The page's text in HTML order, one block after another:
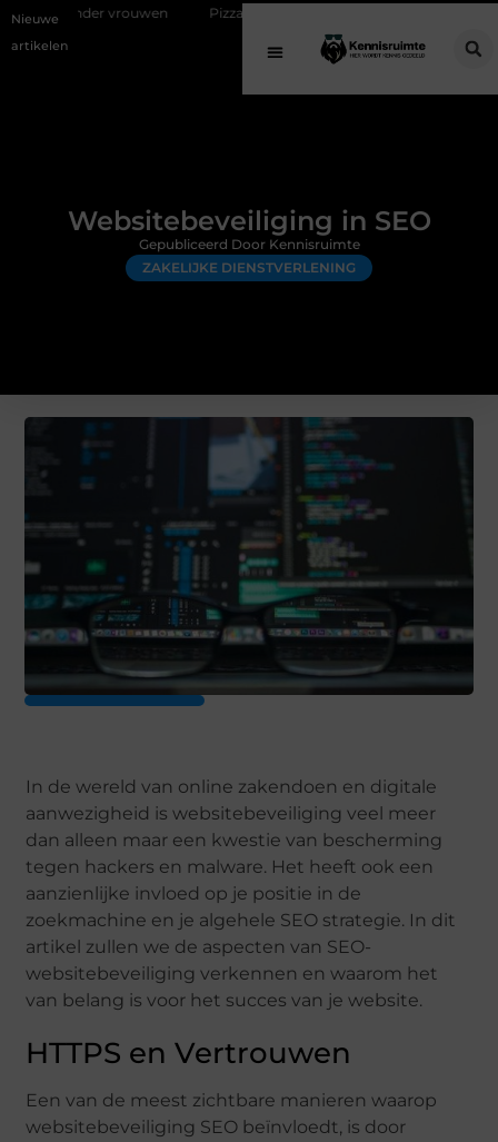
Nieuwe
artikelen
Pizzasteen voor barbecue: optimaal pizza bakken op een
Websitebeveiliging in SEO
ZAKELIJKE DIENSTVERLENING
Gepubliceerd Door Kennisruimte
In de wereld van online zakendoen en digitale
aanwezigheid is websitebeveiliging veel meer
dan alleen maar een kwestie van bescherming
tegen hackers en malware. Het heeft ook een
aanzienlijke invloed op je positie in de
zoekmachine en je algehele SEO strategie. In dit
artikel zullen we de aspecten van SEO-
websitebeveiliging verkennen en waarom het
van belang is voor het succes van je website.
HTTPS en Vertrouwen
Een van de meest zichtbare manieren waarop
websitebeveiliging SEO beïnvloedt, is door